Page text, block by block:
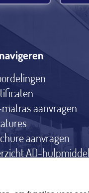
aanvragen
aanvragen
AD-